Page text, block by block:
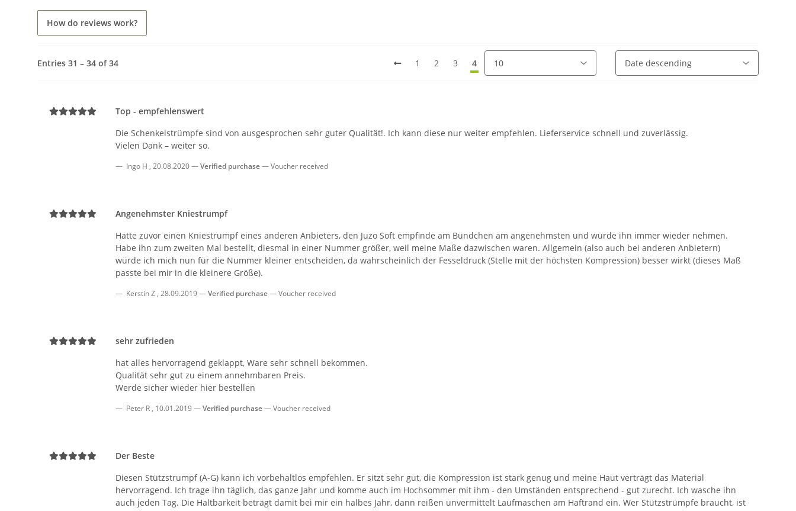
How do reviews work?
Entries 31 – 34 of 34 1 2 3 4
Top - empfehlenswert
Die Schenkelstrümpfe sind von ausgesprochen sehr guter Qualität!. Ich kann diese nur weiter empfehlen. Lieferservice schnell und zuverlässig.
Vielen Dank – weiter so.
Ingo H , 20.08.2020 Verified purchase Voucher received
Angenehmster Kniestrumpf
Hatte zuvor einen Kniestrumpf eines anderen Anbieters, den Juzo Soft empfinde am Bündchen am angenehmsten und würde ihn immer wieder nehmen.
Habe ihn zum zweiten Mal bestellt, diesmal in einer Nummer größer, weil meine Maße dazwischen waren. Allgemein (also auch bei anderen Anbietern)
würde ich mich nun für die Nummer kleiner entscheiden, da wahrscheinlich der Fesseldruck (Stelle mit der höchsten Kompression) besser wirkt (dieses Maß
passte bei mir in die kleinere Größe).
Kerstin Z , 28.09.2019 Verified purchase Voucher received
sehr zufrieden
hat alles hervorragend geklappt, Ware sehr schnell bekommen.
Qualität sehr gut zu einem annehmbaren Preis.
Werde sicher wieder hier bestellen
Peter R , 10.01.2019 Verified purchase Voucher received
Der Beste
Diesen Stützstrumpf (A-G) kann ich vorbehaltlos empfehlen. Er sitzt sehr gut, die Kompression ist stark genug und meine Haut verträgt das Material
hervorragend. Ich trage ihn täglich, das ganze Jahr und komme auch im Hochsommer mit ihm - den Umständen entsprechend - gut zurecht. Ich wasche ihn
auch jeden Tag. Die Haltbarkeit beträgt damit bei mir ein halbes Jahr, dann reißen unvermittelt Laufmaschen am Haftrand ein. Wer Stützstrümpfe braucht, ist